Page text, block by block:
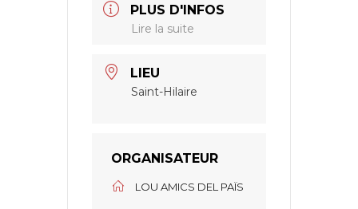
PLUS D'INFOS
Lire la suite
LIEU
Saint-Hilaire
ORGANISATEUR
LOU AMICS DEL PAÏS